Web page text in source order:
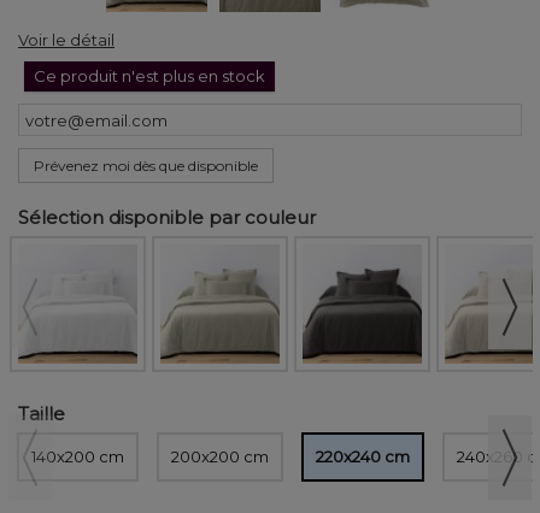
Voir le détail
Ce produit n'est plus en stock
Prévenez moi dès que disponible
Sélection disponible par couleur
Taille
140x200 cm 200x200 cm 220x240 cm 240x260